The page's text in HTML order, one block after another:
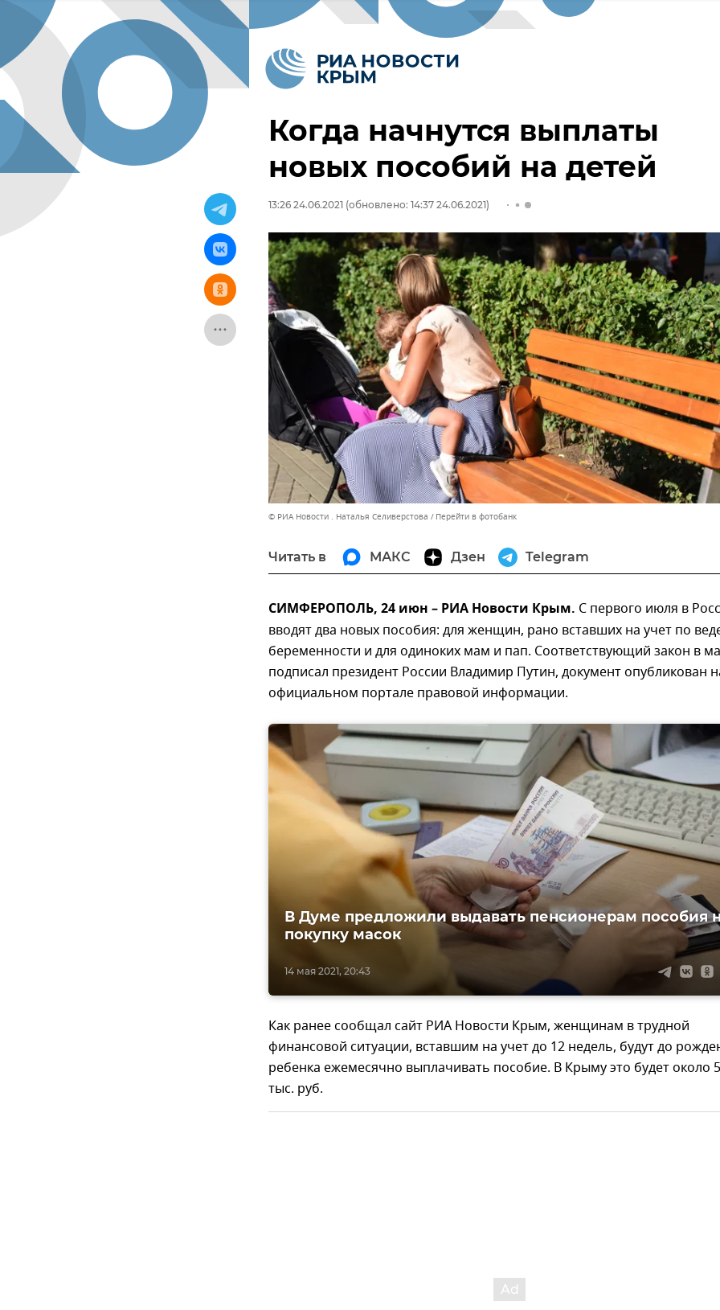
Когда начнутся выплаты
новых пособий на детей
13:26 24.06.2021 (обновлено: 14:37 24.06.2021)
© РИА Новости . Наталья Селиверстова Перейти в фотобанк
Читать в МАКС Дзен Telegram
СИМФЕРОПОЛЬ, 24 июн – РИА Новости Крым. С первого июля в
вводят два новых пособия: для женщин, рано вставших на учет по
беременности и для одиноких мам и пап. Соответствующий закон в
подписал президент России Владимир Путин, документ опубликован
официальном портале правовой информации.
14 мая 2021, 20:43
В Думе предложили выдавать пенсионерам пособия
покупку масок
Как ранее сообщал сайт РИА Новости Крым, женщинам в трудной
финансовой ситуации, вставшим на учет до 12 недель, будут до
ребенка ежемесячно выплачивать пособие. В Крыму это будет около
тыс. руб.